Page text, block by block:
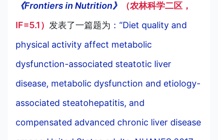
《Frontiers in Nutrition》
（农林科学二区，
IF=5.1） 发表了一篇题为 ：“Diet quality and
physical activity affect metabolic
dysfunction-associated steatotic liver
disease, metabolic dysfunction and etiology-
associated steatohepatitis, and
compensated advanced chronic liver disease